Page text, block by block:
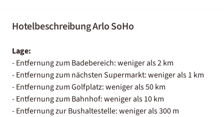
Hotelbeschreibung Arlo SoHo
Lage:
- Entfernung zum Badebereich: weniger als 2 km
- Entfernung zum nächsten Supermarkt: weniger als 1 km
- Entfernung zum Golfplatz: weniger als 50 km
- Entfernung zum Bahnhof: weniger als 10 km
- Entfernung zur Bushaltestelle: weniger als 300 m